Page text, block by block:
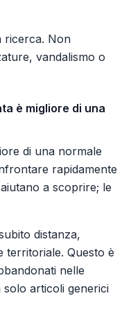
ricerca. Non
vandalismo o
è migliore di una
di una normale
rapidamente
a scoprire; le
distanza,
territoriale. Questo è
nelle
articoli generici